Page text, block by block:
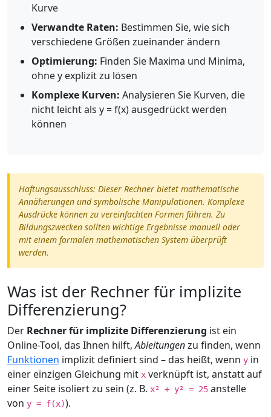
Kurve
Verwandte Raten: Bestimmen Sie, wie sich
verschiedene Größen zueinander ändern
Optimierung: Finden Sie Maxima und Minima,
ohne y explizit zu lösen
Komplexe Kurven: Analysieren Sie Kurven, die
nicht leicht als y = f(x) ausgedrückt werden
können
Haftungsausschluss: Dieser Rechner bietet mathematische
Annäherungen und symbolische Manipulationen. Komplexe
Ausdrücke können zu vereinfachten Formen führen. Zu
Bildungszwecken sollten wichtige Ergebnisse manuell oder
mit einem formalen mathematischen System überprüft
werden.
Was ist der Rechner für implizite
Differenzierung?
Der Rechner für implizite Differenzierung ist ein
Online-Tool, das Ihnen hilft,Ableitungenzu finden, wenn
Funktionen implizit definiert sind – das heißt, wenn y in
einer einzigen Gleichung mit x verknüpft ist, anstatt auf
einer Seite isoliert zu sein (z. B. x² + y² = 25 anstelle
von y = f(x)).